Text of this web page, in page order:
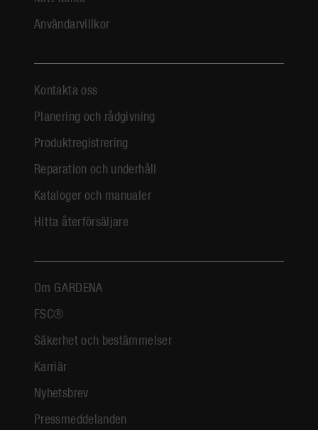
Användarvillkor
Kontakta oss
Planering och rådgivning
Produktregistrering
Reparation och underhåll
Kataloger och manualer
Hitta återförsäljare
Om GARDENA
FSC®
Säkerhet och bestämmelser
Karriär
Nyhetsbrev
Pressmeddelanden